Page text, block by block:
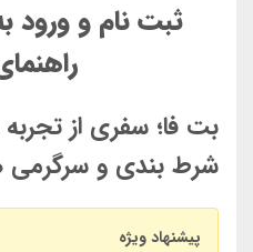
ثبت نام و ورود
بت فا؛ سفری از
شرط بندی و سرگرمی
پیشنهاد ویژه